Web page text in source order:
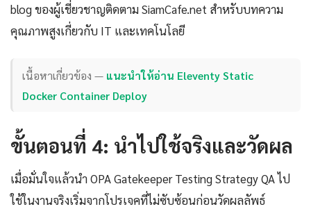
blog ของผู้เชี่ยวชาญติดตาม SiamCafe.net สำหรับบทความ
คุณภาพสูงเกี่ยวกับ IT และเทคโนโลยี
เนื้อหาเกี่ยวข้อง — แนะนำให้อ่าน Eleventy Static
Docker Container Deploy
ขั้นตอนที่ 4: นำไปใช้จริงและวัดผล
เมื่อมั่นใจแล้วนำ OPA Gatekeeper Testing Strategy QA ไป
ใช้ในงานจริงเริ่มจากโปรเจคที่ไม่ซับซ้อนก่อนวัดผลลัพธ์